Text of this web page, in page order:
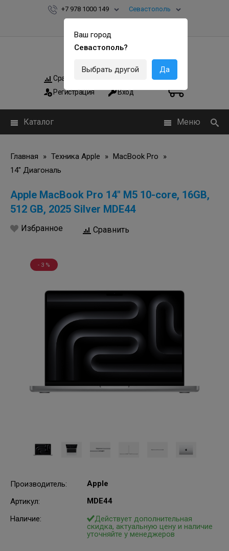
Ваш город
Севастополь?
Выбрать другой Да
+7 978 1000 149 Севастополь
Сравнить
Регистрация
Мои заказы
Вход
0
Каталог Меню
Главная » Техника Apple » MacBook Pro
»
14" Диагональ
Apple MacBook Pro 14" M5 10-core, 16GB,
512 GB, 2025 Silver MDE44
Избранное Сравнить
- 3 %
Производитель:
Apple
Артикул:
MDE44
Наличие:
Действует дополнительная
скидка, актуальную цену и наличие
уточняйте у менеджеров